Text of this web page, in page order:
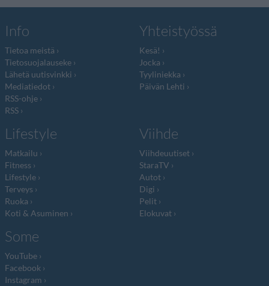
Info
Tietoa meistä
Tietosuojalauseke
Lähetä uutisvinkki
Mediatiedot
RSS-ohje
RSS
Yhteistyössä
Kesä!
Jocka
Tyyliniekka
Päivän Lehti
Lifestyle
Matkailu
Fitness
Lifestyle
Terveys
Ruoka
Koti & Asuminen
Viihde
Viihdeuutiset
StaraTV
Autot
Digi
Pelit
Elokuvat
Some
YouTube
Facebook
Instagram